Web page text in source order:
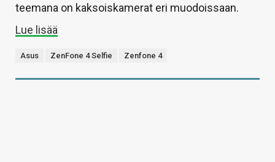
teemana on kaksoiskamerat eri muodoissaan.
Lue lisää
Asus ZenFone 4 Selfie Zenfone 4